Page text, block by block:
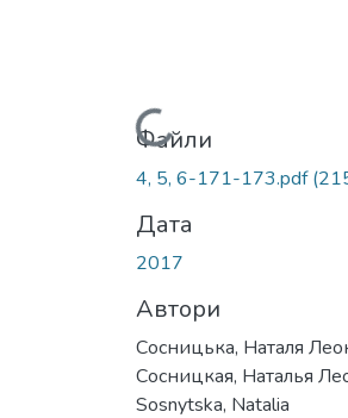
Вантажиться...
Файли
4, 5, 6-171-173.pdf
Дата
2017
Автори
Сосницька, Наталя
Сосницкая, Наталья
Sosnytska, Natalia